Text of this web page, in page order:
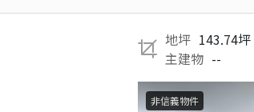
地坪 143.74坪
主建物 --
非信義物件